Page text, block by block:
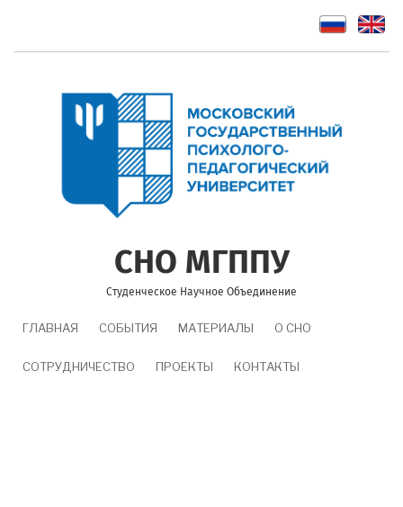
основному
СНО МГППУ
Студенческое Научное Объединение
ГЛАВНАЯ СОБЫТИЯ МАТЕРИАЛЫ О СНО
СОТРУДНИЧЕСТВО ПРОЕКТЫ КОНТАКТЫ